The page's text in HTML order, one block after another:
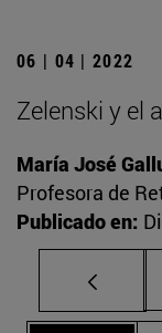
06 | 04 | 2022
Zelenski y el
María José
Profesora de
Publicado en: